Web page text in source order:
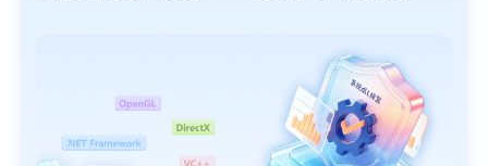
业技术，小白也能一键操作，覆盖上千种常见
DLL文件，安全无捆绑，快速恢复电脑正常运
行。